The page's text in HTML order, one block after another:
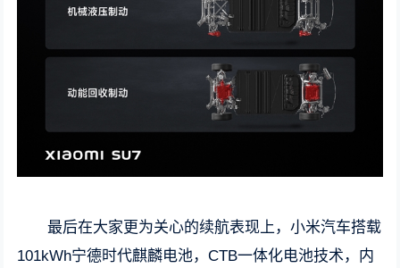
最后在大家更为关心的续航表现上，小米汽车搭载
101kWh宁德时代麒麟电池，CTB一体化电池技术，内